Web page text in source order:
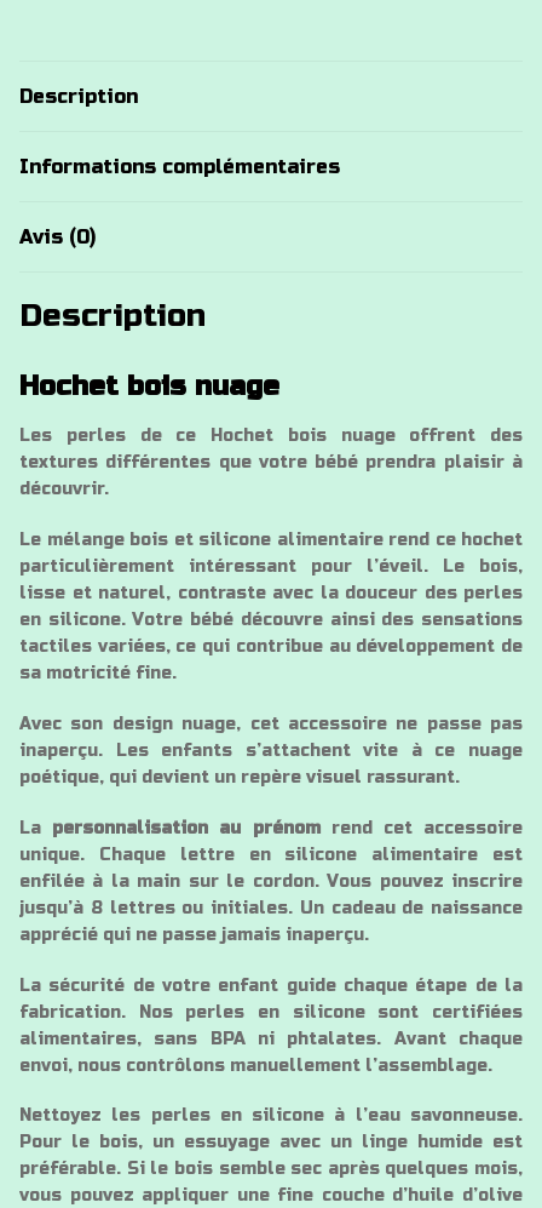
Description
Informations complémentaires
Avis (0)
Description
Hochet bois nuage
Les perles de ce Hochet bois nuage offrent des
textures différentes que votre bébé prendra plaisir à
découvrir.
Le mélange bois et silicone alimentaire rend ce hochet
particulièrement intéressant pour l’éveil. Le bois,
lisse et naturel, contraste avec la douceur des perles
en silicone. Votre bébé découvre ainsi des sensations
tactiles variées, ce qui contribue au développement de
sa motricité fine.
Avec son design nuage, cet accessoire ne passe pas
inaperçu. Les enfants s’attachent vite à ce nuage
poétique, qui devient un repère visuel rassurant.
La personnalisation au prénomrend cet accessoire
unique. Chaque lettre en silicone alimentaire est
enfilée à la main sur le cordon. Vous pouvez inscrire
jusqu’à 8 lettres ou initiales. Un cadeau de naissance
apprécié qui ne passe jamais inaperçu.
La sécurité de votre enfant guide chaque étape de la
fabrication. Nos perles en silicone sont certifiées
alimentaires, sans BPA ni phtalates. Avant chaque
envoi, nous contrôlons manuellement l’assemblage.
Nettoyez les perles en silicone à l’eau savonneuse.
Pour le bois, un essuyage avec un linge humide est
préférable. Si le bois semble sec après quelques mois,
vous pouvez appliquer une fine couche d’huile d’olive